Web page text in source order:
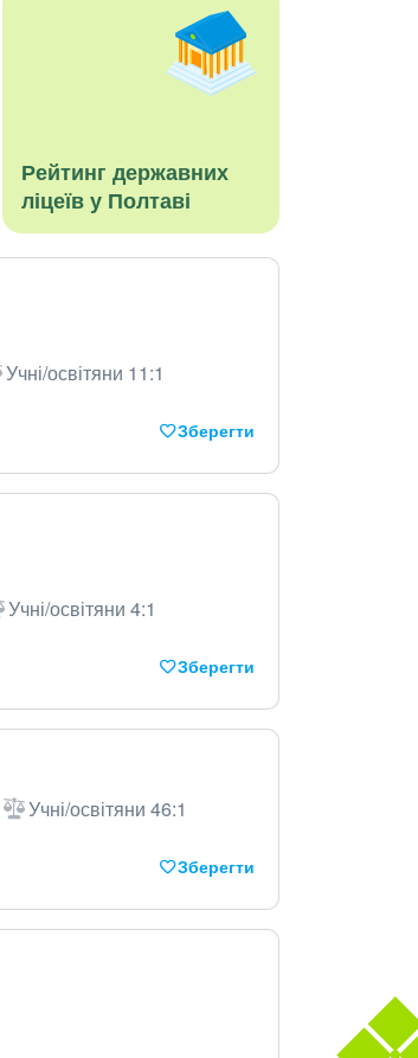
Рейтинг державних
ліцеїв у Полтаві
Учні/освітяни 11:1
Зберегти
Учні/освітяни 4:1
Зберегти
Учні/освітяни 46:1
Зберегти